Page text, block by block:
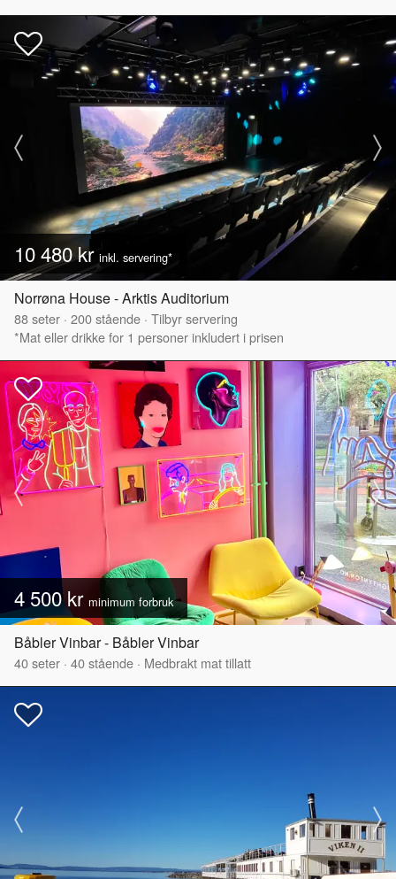
10 480 kr inkl. servering*
Norrøna House - Arktis Auditorium
88seter · 200stående · Tilbyr servering
*Mat eller drikke for 1 personer inkludert i prisen
4 500 kr minimum forbruk
Båbler Vinbar - Båbler Vinbar
40seter · 40stående · Medbrakt mat tillatt